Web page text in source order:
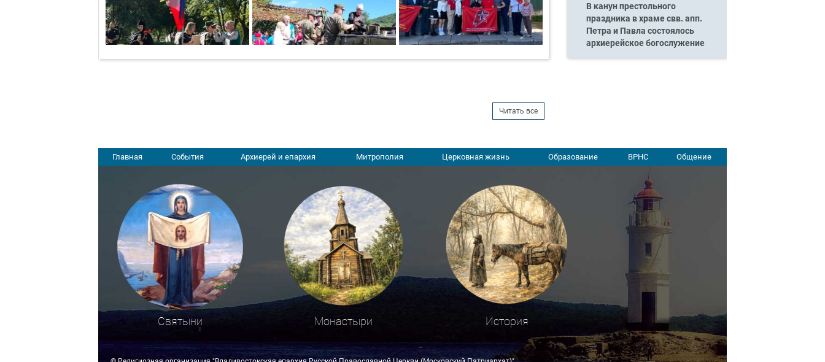
Читать все
В канун престольного
праздника в храме свв. апп.
Петра и Павла состоялось
архиерейское богослужение
Главная События Архиерей и епархия Митрополия Церковная жизнь Образование ВРНС Общение
Святыни Монастыри История